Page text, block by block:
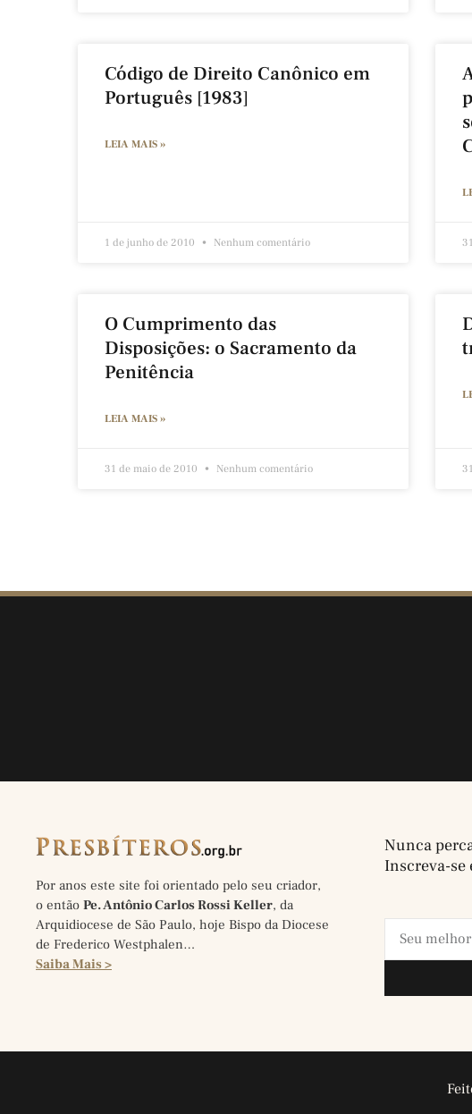
Código de Direito Canônico em
Português [1983]
LEIA MAIS »
1 de junho de 2010 Nenhum comentário
O Cumprimento das
Disposições: o Sacramento da
Penitência
LEIA MAIS »
31 de maio de 2010 Nenhum comentário
Por anos este site foi orientado pelo seu criador,
o então Pe. Antônio Carlos Rossi Keller, da
Arquidiocese de São Paulo, hoje Bispo da Diocese
de Frederico Westphalen…
Saiba Mais >
Nunca
Inscreva-se